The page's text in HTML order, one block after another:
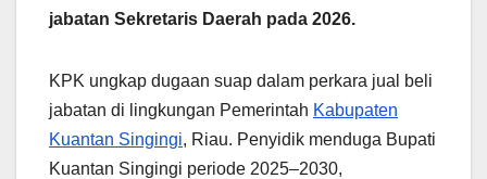
jabatan Sekretaris Daerah pada 2026.
KPK ungkap dugaan suap dalam perkara jual beli
jabatan di lingkungan Pemerintah Kabupaten
Kuantan Singingi, Riau. Penyidik menduga Bupati
Kuantan Singingi periode 2025–2030,